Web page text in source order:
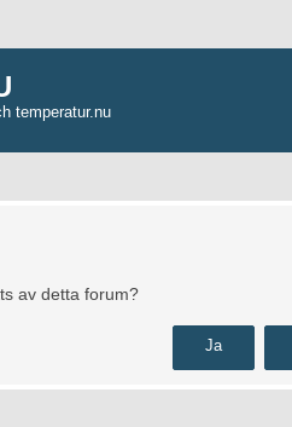
temperatur.nu
av detta forum?